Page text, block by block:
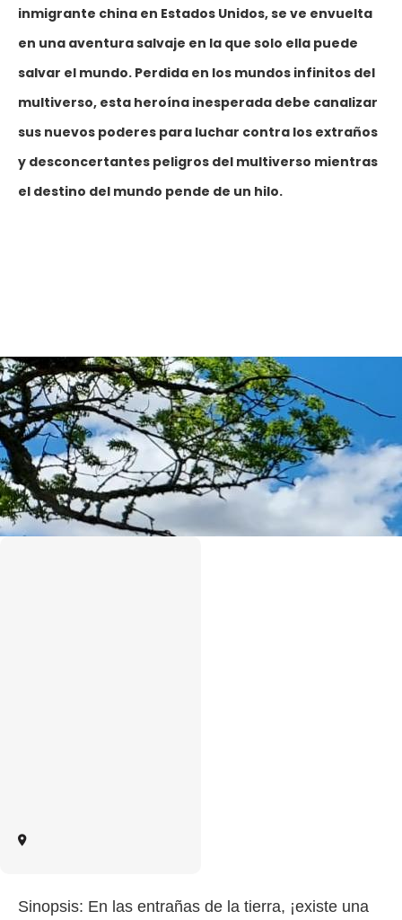
inmigrante china en Estados Unidos, se ve envuelta
en una aventura salvaje en la que solo ella puede
salvar el mundo. Perdida en los mundos infinitos del
multiverso, esta heroína inesperada debe canalizar
sus nuevos poderes para luchar contra los extraños
y desconcertantes peligros del multiverso mientras
el destino del mundo pende de un hilo.
Sinopsis: En las entrañas de la tierra, ¡existe una